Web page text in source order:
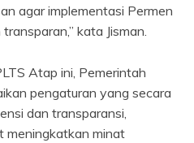
agar implementasi Permen
kata Jisman.
Atap ini, Pemerintah
pengaturan yang secara
dan transparansi,
meningkatkan minat